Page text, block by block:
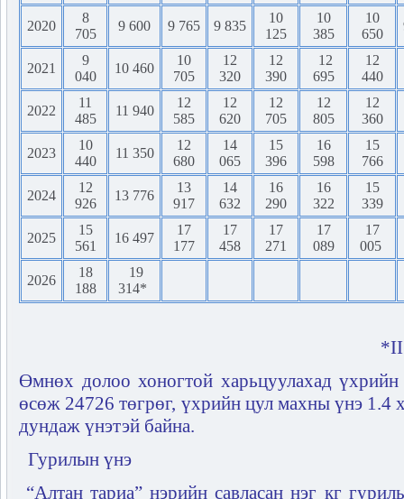
2020
8
705
9 600 9 765 9 835
10
125
10
385
10
650
2021
9
040
10 460
10
705
12
320
12
390
12
695
12
440
2022
11
485
11 940
12
585
12
620
12
705
12
805
12
360
2023
10
440
11 350
12
680
14
065
15
396
16
598
15
766
2024
12
926
13 776
13
917
14
632
16
290
16
322
15
339
2025
15
561
16 497
17
177
17
458
17
271
17
089
17
005
2026
18
188
19
314*
*II
Өмнөх долоо хоногтой харьцуулахад
өсөж 24726 төгрөг, үхрийн цул махны үнэ 1.4
дундаж үнэтэй байна.
Гурилын үнэ
“Алтан тариа” нэрийн савласан нэг кг